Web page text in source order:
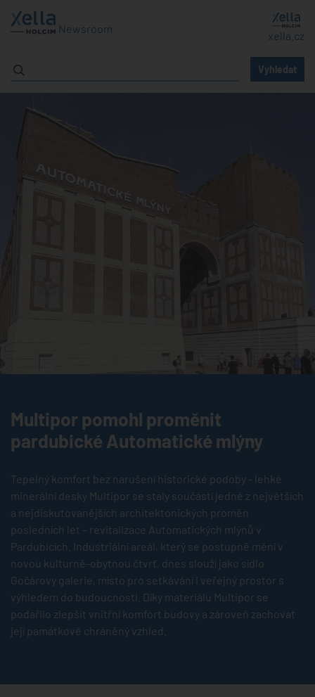
Newsroom
xella.cz
Multipor pomohl proměnit
pardubické Automatické mlýny
Tepelný komfort bez narušení historické podoby - lehké
minerální desky Multipor se staly součástí jedné z největších
a nejdiskutovanějších architektonických proměn
posledních let – revitalizace Automatických mlýnů v
Pardubicích. Industriální areál, který se postupně mění v
novou kulturně-obytnou čtvrť, dnes slouží jako sídlo
Gočárovy galerie, místo pro setkávání i veřejný prostor s
výhledem do budoucnosti. Díky materiálu Multipor se
podařilo zlepšit vnitřní komfort budovy a zároveň zachovat
její památkově chráněný vzhled.